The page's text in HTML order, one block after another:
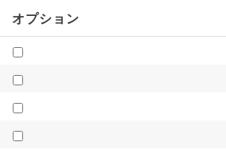
オプション